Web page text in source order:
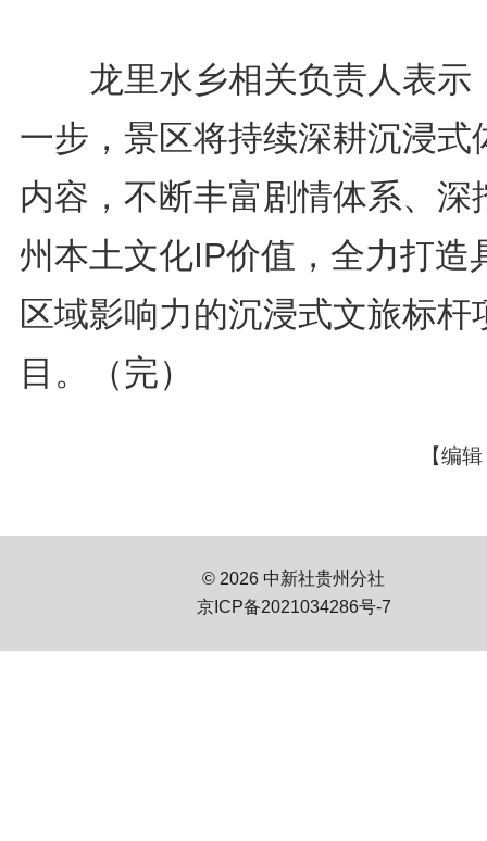
龙里水乡相关负责人表示
一步，景区将持续深耕沉浸式
内容，不断丰富剧情体系、深
州本土文化IP价值，全力打造
区域影响力的沉浸式文旅标杆
目。（完）
【编
© 2026 中新社贵州分社
京ICP备2021034286号-7